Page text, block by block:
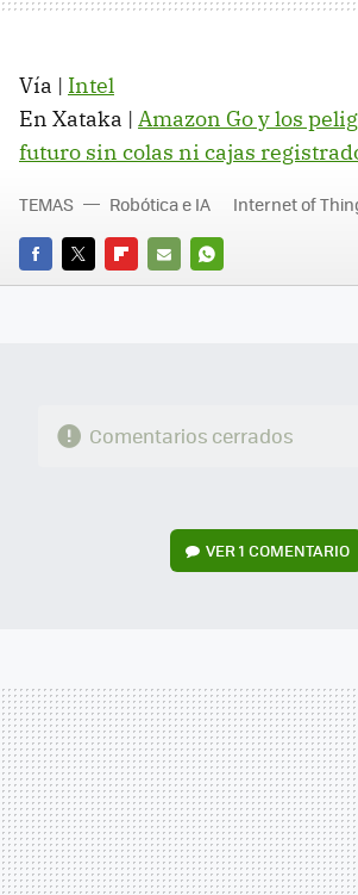
Vía | Intel
En Xataka | Amazon Go y los
futuro sin colas ni cajas
FACEBOOK
TWITTERFLIPBOARD
E-
WHATSAPP
TEMAS Robótica e IA Internet of
Comentarios cerrados
VER1 COMENTARIO